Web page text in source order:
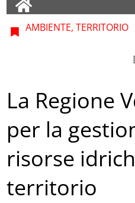
AMBIENTE, TERRITORIO
La Regione
per la
risorse
territorio